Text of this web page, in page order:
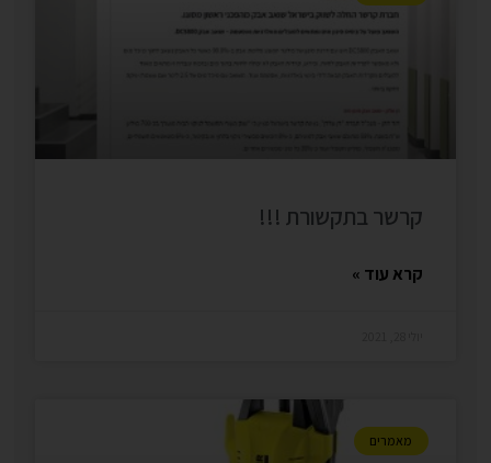
קרשר בתקשורת !!!
קרא עוד »
מאמרים